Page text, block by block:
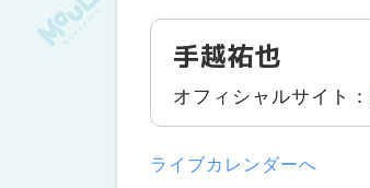
手越祐也
オフィシャルサイト：
ライブカレンダーへ